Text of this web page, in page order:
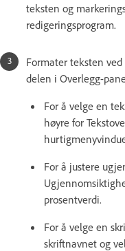
teksten og
redigeringsprogram.
Formater teksten
delen i Overlegg-
For å velge en
høyre for
For å justere
prosentverdi.
For å velge en
skriftnavnet og